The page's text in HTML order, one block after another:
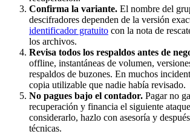
Confirma la variante. El nombre del
descifradores dependen de la versión
identificador gratuito con la nota de
los archivos.
Revisa todos los respaldos antes de
offline, instantáneas de volumen,
respaldos de buzones. En muchos
copia utilizable que nadie había revisado.
No pagues bajo el contador. Pagar no
recuperación y financia el siguiente
considerarlo, hazlo con asesoría y
técnicas.